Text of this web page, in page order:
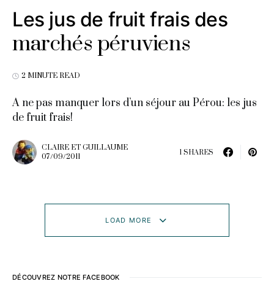
Les jus de fruit frais des
marchés péruviens
2 MINUTE READ
A ne pas manquer lors d’un séjour au Pérou: les jus
de fruit frais!
CLAIRE ET GUILLAUME
07/09/2011
1 SHARES
LOAD MORE
DÉCOUVREZ NOTRE FACEBOOK